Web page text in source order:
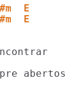
E
E